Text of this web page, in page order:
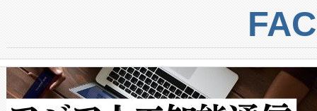
centers. Voltaiqは、ai&のAI
からシステム統合、試運転、
クルの各段階のデータを監視
[…]
トに対して約600メートルに
では、反射率10％のターゲッ
で向上し、最大検知距離は
ットだけで最大1キロメート